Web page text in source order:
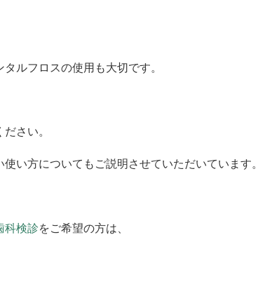
ルフロスの使用も大切です。
さい。
い方についてもご説明させていただいています。
科検診をご希望の方は、